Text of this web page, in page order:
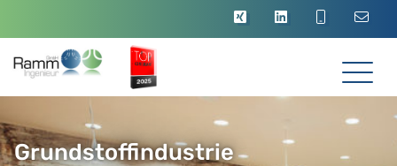
Grundstoffindustrie